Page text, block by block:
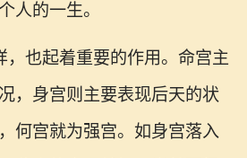
人的一生。
，也起着重要的作用。命宫主
，身宫则主要表现后天的状
何宫就为强宫。如身宫落入